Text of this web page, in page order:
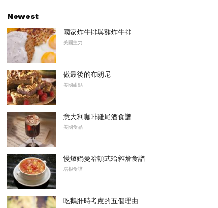
Newest
國家炸牛排與雞炸牛排
美國主力
做最後的布朗尼
美國甜點
意大利咖啡雞尾酒食譜
美國食品
慢燉鍋曼哈頓式蛤雜燴食譜
培根食譜
吃鵝肝時考慮的五個理由